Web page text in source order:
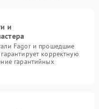
и
Fagor и прошедшие
корректную
гарантийных